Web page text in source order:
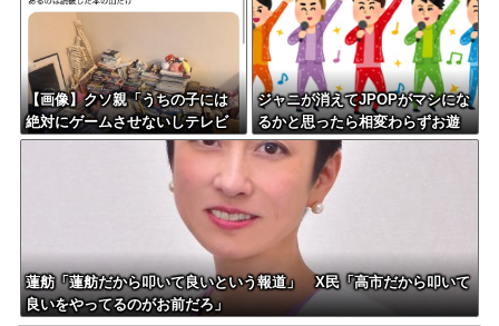
【画像】クソ親「うちの子には
絶対にゲームさせないしテレビ
も見させない！！！！！」
ジャニが消えてJPOPがマシにな
るかと思ったら相変わらずお遊
戯会やってて笑う
蓮舫「蓮舫だから叩いて良いという報道」 X民「高市だから叩いて
良いをやってるのがお前だろ」